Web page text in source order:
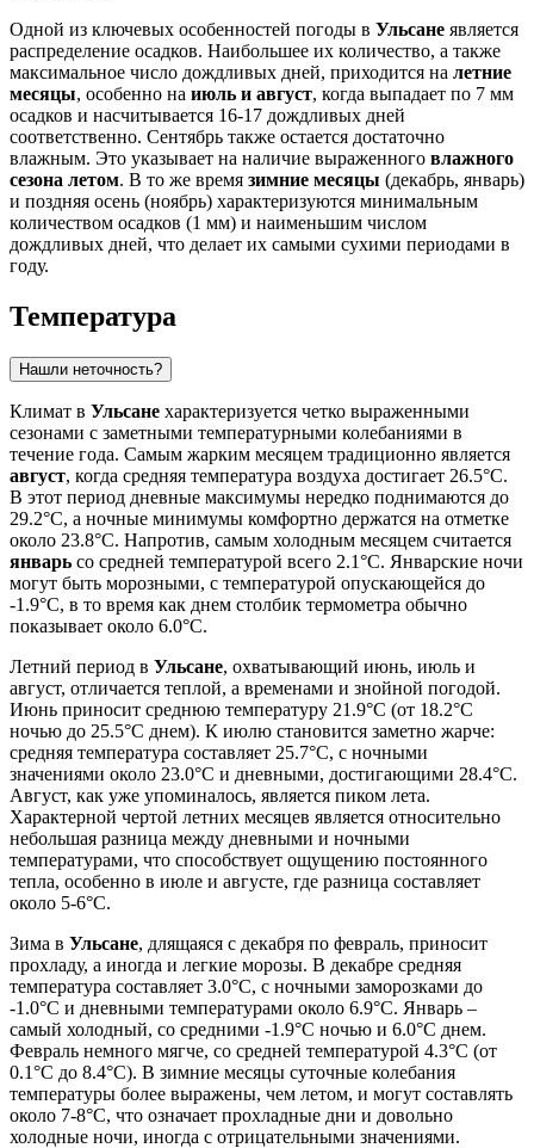
Одной из ключевых особенностей погоды в Ульсане является
распределение осадков. Наибольшее их количество, а также
максимальное число дождливых дней, приходится на летние
месяцы, особенно на июль и август, когда выпадает по 7 мм
осадков и насчитывается 16-17 дождливых дней
соответственно. Сентябрь также остается достаточно
влажным. Это указывает на наличие выраженного влажного
сезона летом. В то же время зимние месяцы (декабрь, январь)
и поздняя осень (ноябрь) характеризуются минимальным
количеством осадков (1 мм) и наименьшим числом
дождливых дней, что делает их самыми сухими периодами в
году.
Температура
Нашли неточность?
Климат в Ульсане характеризуется четко выраженными
сезонами с заметными температурными колебаниями в
течение года. Самым жарким месяцем традиционно является
август, когда средняя температура воздуха достигает 26.5°C.
В этот период дневные максимумы нередко поднимаются до
29.2°C, а ночные минимумы комфортно держатся на отметке
около 23.8°C. Напротив, самым холодным месяцем считается
январь со средней температурой всего 2.1°C. Январские ночи
могут быть морозными, с температурой опускающейся до
-1.9°C, в то время как днем столбик термометра обычно
показывает около 6.0°C.
Летний период в Ульсане, охватывающий июнь, июль и
август, отличается теплой, а временами и знойной погодой.
Июнь приносит среднюю температуру 21.9°C (от 18.2°C
ночью до 25.5°C днем). К июлю становится заметно жарче:
средняя температура составляет 25.7°C, с ночными
значениями около 23.0°C и дневными, достигающими 28.4°C.
Август, как уже упоминалось, является пиком лета.
Характерной чертой летних месяцев является относительно
небольшая разница между дневными и ночными
температурами, что способствует ощущению постоянного
тепла, особенно в июле и августе, где разница составляет
около 5-6°C.
Зима в Ульсане, длящаяся с декабря по февраль, приносит
прохладу, а иногда и легкие морозы. В декабре средняя
температура составляет 3.0°C, с ночными заморозками до
-1.0°C и дневными температурами около 6.9°C. Январь –
самый холодный, со средними -1.9°C ночью и 6.0°C днем.
Февраль немного мягче, со средней температурой 4.3°C (от
0.1°C до 8.4°C). В зимние месяцы суточные колебания
температуры более выражены, чем летом, и могут составлять
около 7-8°C, что означает прохладные дни и довольно
холодные ночи, иногда с отрицательными значениями.